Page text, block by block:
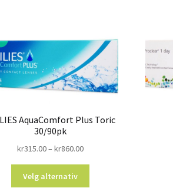
AquaComfort Plus Toric
30/90pk
kr315.00– kr860.00
Velg alternativ